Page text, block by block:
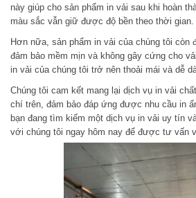
này giúp cho sản phẩm in vải sau khi hoàn
màu sắc vẫn giữ được độ bền theo thời gian.
Hơn nữa, sản phẩm in vải của chúng tôi
đảm bảo mềm mịn và không gây cứng cho
in vải của chúng tôi trở nên thoải mái và dễ
Chúng tôi cam kết mang lại dịch vụ in vải
chí trên, đảm bảo đáp ứng được nhu cầu in
bạn đang tìm kiếm một dịch vụ in vải uy tín
với chúng tôi ngay hôm nay để được tư vấn